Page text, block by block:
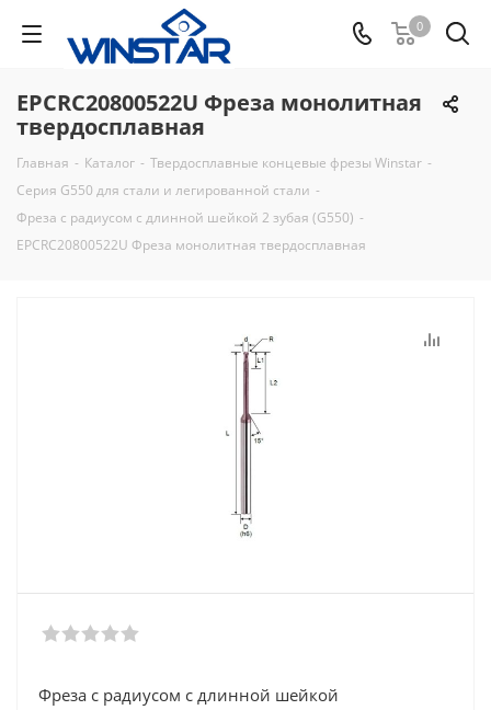
0
EPCRC20800522U Фреза монолитная
твердосплавная
Главная - Каталог - Твердосплавные концевые фрезы Winstar -
Серия G550 для стали и легированной стали -
Фреза с радиусом с длинной шейкой 2 зубая (G550) -
EPCRC20800522U Фреза монолитная твердосплавная
Фреза с радиусом с длинной шейкой